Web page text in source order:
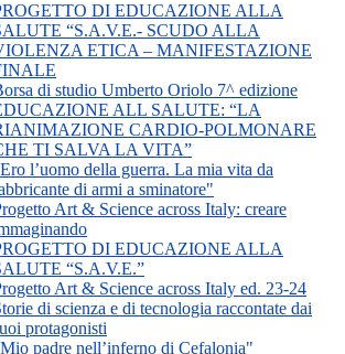
DI EDUCAZIONE ALLA
“S.A.V.E.- SCUDO ALLA
ETICA – MANIFESTAZIONE
di studio Umberto Oriolo 7^ edizione
ALL SALUTE: “LA
CARDIO-POLMONARE
TI SALVA LA VITA”
l’uomo della guerra. La mia vita da
di armi a sminatore"
Art & Science across Italy: creare
DI EDUCAZIONE ALLA
“S.A.V.E.”
Art & Science across Italy ed. 23-24
di scienza e di tecnologia raccontate dai
protagonisti
padre nell’inferno di Cefalonia"